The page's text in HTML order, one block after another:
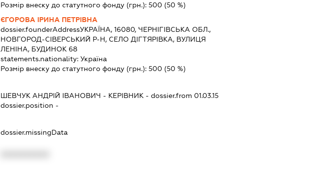
Розмір внеску до статутного фонду (грн.): 500 (50 %)
ЄГОРОВА ІРИНА ПЕТРІВНА
dossier.founderAddressУКРАЇНА, 16080, ЧЕРНІГІВСЬКА ОБЛ.,
НОВГОРОД-СІВЕРСЬКИЙ Р-Н, СЕЛО ДІГТЯРІВКА, ВУЛИЦЯ
ЛЕНІНА, БУДИНОК 68
statements.nationality: Україна
Розмір внеску до статутного фонду (грн.): 500 (50 %)
ШЕВЧУК АНДРІЙ ІВАНОВИЧ - КЕРІВНИК - dossier.from 01.03.15
dossier.position -
dossier.missingData